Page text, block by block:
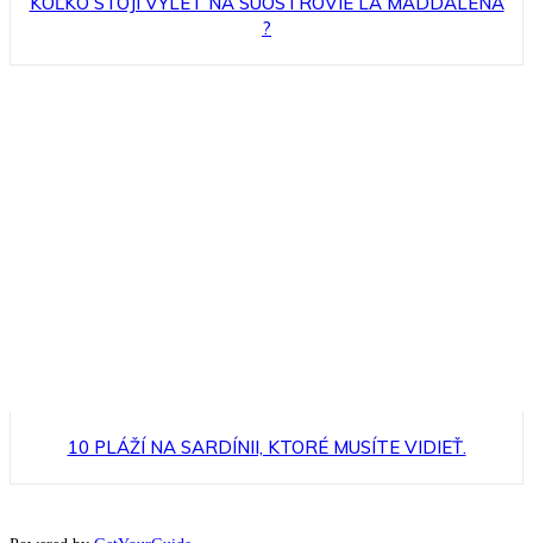
?
10 PLÁŽÍ NA SARDÍNII, KTORÉ MUSÍTE VIDIEŤ.